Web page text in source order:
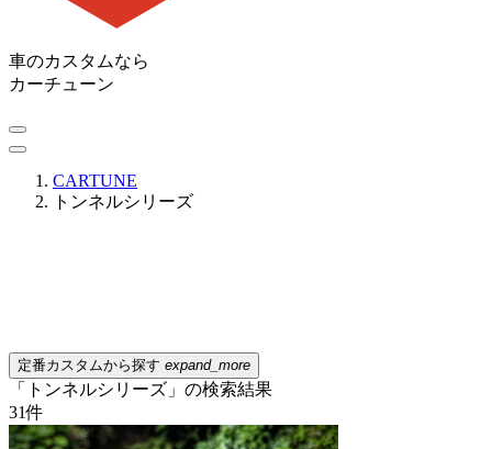
車のカスタムなら
カーチューン
CARTUNE
トンネルシリーズ
定番カスタムから探す expand_more
「トンネルシリーズ」の検索結果
31件